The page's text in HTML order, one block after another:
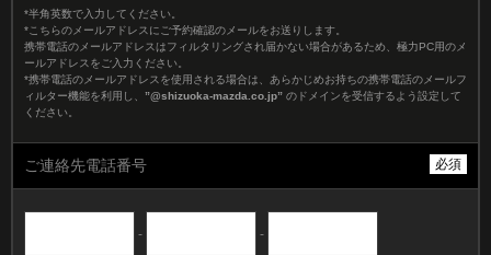
*半角英数で入力してください。
*こちらのメールアドレスにご予約確認のメールをお送りします。
携帯電話のメールアドレスはフィルタリングされ届かない場合があるため、極力PC用のメ
ールアドレスをご入力ください。
*携帯電話のメールアドレスを使用される場合は、あらかじめお持ちの携帯電話のメールフ
ィルター機能を利用し、 ”@shizuoka-mazda.co.jp” のドメインを受信するよう設定して
ください。
ご連絡先電話番号 必須
- -